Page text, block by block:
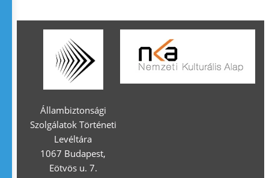
Állambiztonsági
Szolgálatok Történeti
Levéltára
1067 Budapest,
Eötvös u. 7.